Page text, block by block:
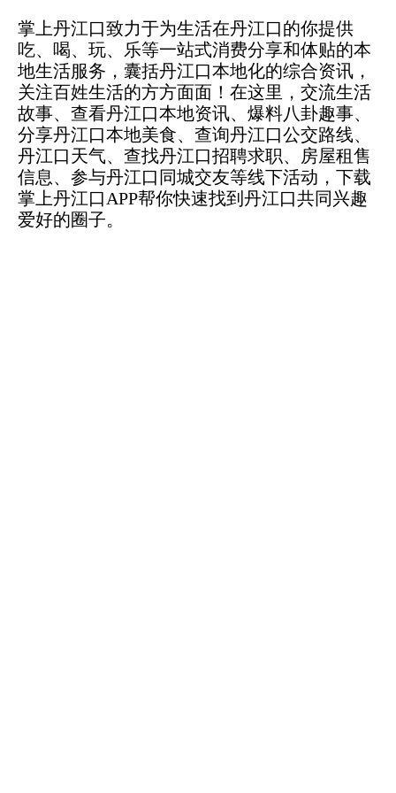
掌上丹江口致力于为生活在丹江口的你提供
吃、喝、玩、乐等一站式消费分享和体贴的本
地生活服务，囊括丹江口本地化的综合资讯，
关注百姓生活的方方面面！在这里，交流生活
故事、查看丹江口本地资讯、爆料八卦趣事、
分享丹江口本地美食、查询丹江口公交路线、
丹江口天气、查找丹江口招聘求职、房屋租售
信息、参与丹江口同城交友等线下活动，下载
掌上丹江口APP帮你快速找到丹江口共同兴趣
爱好的圈子。